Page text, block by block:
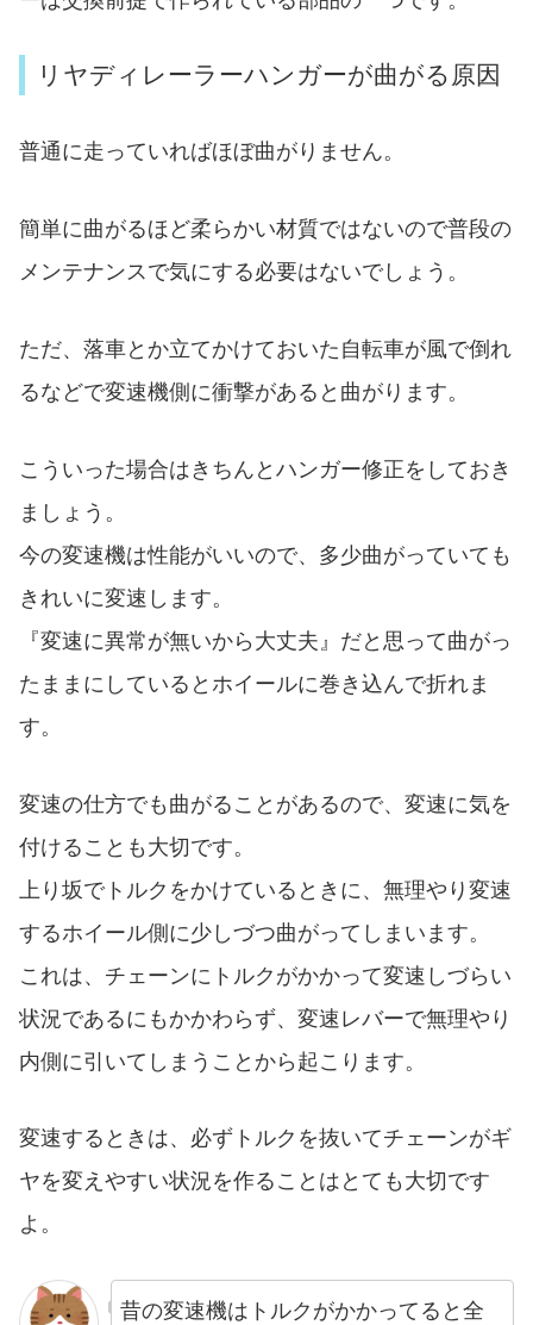
リヤディレーラーハンガーが曲がる原因
普通に走っていればほぼ曲がりません。
簡単に曲がるほど柔らかい材質ではないので普段の
メンテナンスで気にする必要はないでしょう。
ただ、落車とか立てかけておいた自転車が風で倒れ
るなどで変速機側に衝撃があると曲がります。
こういった場合はきちんとハンガー修正をしておき
ましょう。
今の変速機は性能がいいので、多少曲がっていても
きれいに変速します。
『変速に異常が無いから大丈夫』だと思って曲がっ
たままにしているとホイールに巻き込んで折れま
す。
変速の仕方でも曲がることがあるので、変速に気を
付けることも大切です。
上り坂でトルクをかけているときに、無理やり変速
するホイール側に少しづつ曲がってしまいます。
これは、チェーンにトルクがかかって変速しづらい
状況であるにもかかわらず、変速レバーで無理やり
内側に引いてしまうことから起こります。
変速するときは、必ずトルクを抜いてチェーンがギ
ヤを変えやすい状況を作ることはとても大切です
よ。
昔の変速機はトルクがかかってると全